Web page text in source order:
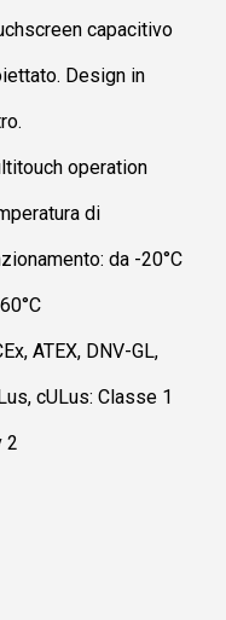
capacitivo
Design in
operation
di
da -20°C
ATEX, DNV-GL,
cULus: Classe 1
2